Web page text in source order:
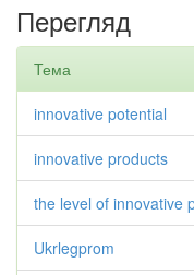
Перегляд
Тема
innovative potential
innovative products
the level of innovative
Ukrlegprom